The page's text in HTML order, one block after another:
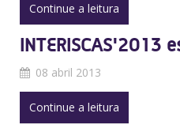
Continue a leitura
INTERISCAS'2013
08 abril 2013
Continue a leitura